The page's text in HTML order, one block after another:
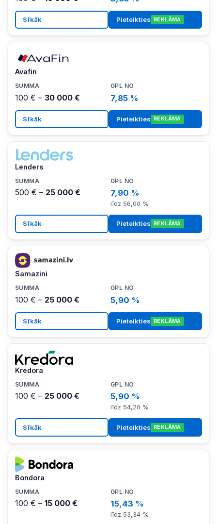
Sīkāk Pieteikties REKLĀMA
Avafin
100 € – 30 000 € 7,85 %
Sīkāk Pieteikties REKLĀMA
Lenders
500 € – 25 000 € 7,90 %
līdz 56,00 %
Sīkāk Pieteikties REKLĀMA
Samazini
100 € – 25 000 € 5,90 %
Sīkāk Pieteikties REKLĀMA
Kredora
100 € – 25 000 € 5,90 %
līdz 54,20 %
Sīkāk Pieteikties REKLĀMA
Bondora
100 € – 15 000 € 15,43 %
līdz 53,34 %